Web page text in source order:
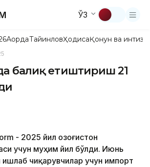
ЎЗ
АқордаТайинловҲодисаҚонун ва
балиқ етиштириш 21
- 2025 йил Қозоғистон
учун муҳим йил бўлди. Июнь
чиқарувчилар учун импорт